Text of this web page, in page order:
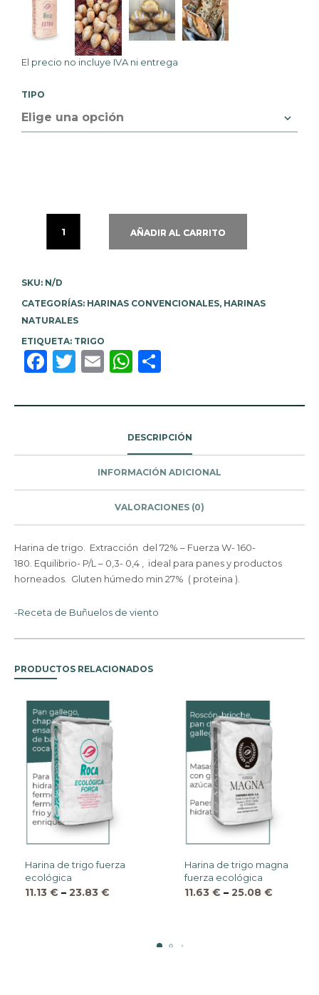
El precio no incluye IVA ni entrega
TIPO
AÑADIR AL CARRITO
SKU: N/D
CATEGORÍAS: HARINAS CONVENCIONALES, HARINAS
NATURALES
ETIQUETA: TRIGO
Facebook
Twitter
EmailWhatsApp
DESCRIPCIÓN
INFORMACIÓN ADICIONAL
VALORACIONES (0)
Harina de trigo. Extracción del 72% – Fuerza W- 160-
180. Equilibrio- P/L – 0,3- 0,4 , ideal para panes y productos
horneados. Gluten húmedo min 27% ( proteina ).
-Receta de Buñuelos de viento
PRODUCTOS RELACIONADOS
Harina de trigo fuerza
ecológica
11.13 € – 23.83 €
Harina de trigo magna
fuerza ecológica
11.63 € – 25.08 €